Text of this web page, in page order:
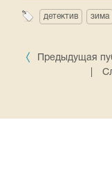
детектив зима
Предыдущая